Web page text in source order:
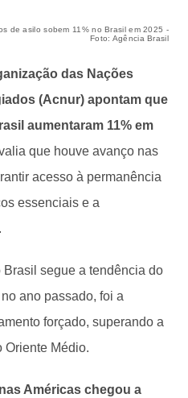
de asilo sobem 11% no Brasil em 2025 -
Foto: Agência Brasil
das Nações
(Acnur) apontam que
aumentaram 11% em
que houve avanço nas
acesso à permanência
essenciais e a
segue a tendência do
ano passado, foi a
forçado, superando a
Oriente Médio.
Américas chegou a